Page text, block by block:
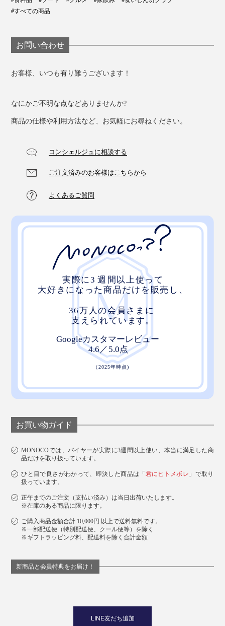
ドライパパイヤを除いてからチーズを丸めて、周りにド
冷凍してもカチコチには固まらず、シャリシャリ食感の
「デリスパパイヤ」も一味違ったおいしさ。
アイスクリーム感覚で楽しめ、夏のデザートにぴったり
です。
#すべての商品
お問い合わせ
お客様、いつも有り難うございます！
なにかご不明な点などありませんか?
商品の仕様や利用方法など、お気軽にお尋ねください。
コンシェルジュに相談する
ご注文済みのお客様はこちらから
よくあるご質問
お買い物ガイド
MONOCOでは、バイヤーが実際に3週間以上使い、本当に満足した商
品だけを取り扱っています。
ひと目で良さがわかって、即決した商品は「 君にヒトメボレ 」で取り
扱っています。
正午までのご注文（支払い済み）は当日出荷いたします。
※在庫のある商品に限ります。
ご購入商品金額合計 10,000円 以上で送料無料です。
※一部配送便（特別配送便、クール便等）を除く
※ギフトラッピング料、配送料を除く合計金額
新商品と会員特典をお届け！
LINE友だち追加